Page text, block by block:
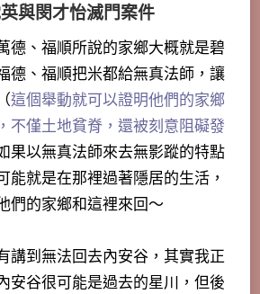
與閔才怡滅門案件
德、福順所說的家鄉大概就是碧
德、福順把米都給無真法師，讓
這個舉動就可以證明他們的家鄉
不僅土地貧脊，還被刻意阻礙發
果以無真法師來去無影蹤的特點
能就是在那裡過著隱居的生活，
們的家鄉和這裡來回～
講到無法回去內安谷，其實我正
安谷很可能是過去的星川，但後